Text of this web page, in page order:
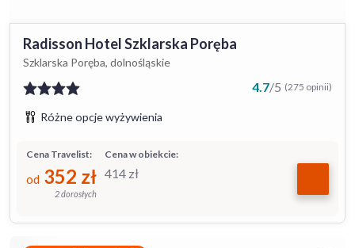
Radisson Hotel Szklarska Poręba
Szklarska Poręba, dolnośląskie
4.7/5 (275 opinii)
Różne opcje wyżywienia
Cena w obiekcie:
414 zł
Cena Travelist:
od 352 zł
2 dorosłych